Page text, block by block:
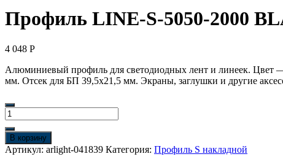
Профиль LINE-S-5050-2000
4 048 Р
Алюминиевый профиль для светодиодных лент и линеек.
мм. Отсек для БП 39,5х21,5 мм. Экраны, заглушки и другие
Количество
товара
Профиль
LINE-
S-
В корзину
Артикул: arlight-041839 Категория: Профиль S накладной